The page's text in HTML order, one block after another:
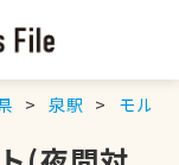
泉駅 モルモ